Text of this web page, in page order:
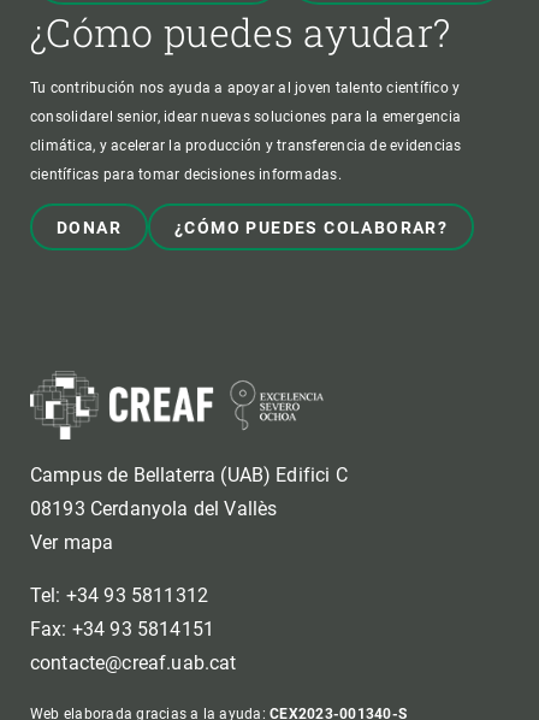
¿Cómo puedes ayudar?
Tu contribución nos ayuda a apoyar al joven talento científico y
consolidarel senior, idear nuevas soluciones para la emergencia
climática, y acelerar la producción y transferencia de evidencias
científicas para tomar decisiones informadas.
DONAR ¿CÓMO PUEDES COLABORAR?
Campus de Bellaterra (UAB) Edifici C
08193 Cerdanyola del Vallès
Ver mapa
Tel: +34 93 5811312
Fax: +34 93 5814151
contacte@creaf.uab.cat
Web elaborada gracias a la ayuda:CEX2023-001340-S